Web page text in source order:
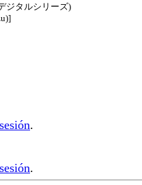
ジタルシリーズ)
.
.